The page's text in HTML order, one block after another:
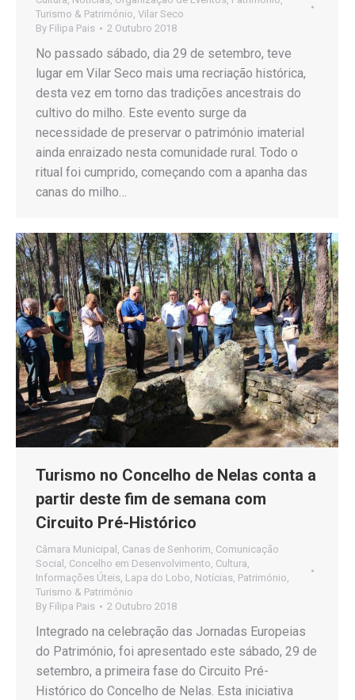
Turismo & Património Vilar Seco
By Filipa Pais 2 Outubro 2018
No passado sábado, dia 29 de setembro, teve
lugar em Vilar Seco mais uma recriação histórica,
desta vez em torno das tradições ancestrais do
cultivo do milho. Este evento surge da
necessidade de preservar o património imaterial
ainda enraizado nesta comunidade rural. Todo o
ritual foi cumprido, começando com a apanha das
canas do milho…
Turismo no Concelho de Nelas conta a
partir deste fim de semana com
Circuito Pré-Histórico
Câmara Municipal , Canas de Senhorim, Comunicação
Social , Concelho em Desenvolvimento, Cultura,
Informações Úteis, Lapa do Lobo, Notícias, Património,
Turismo & Património
By Filipa Pais 2 Outubro 2018
Integrado na celebração das Jornadas Europeias
do Património, foi apresentado este sábado, 29 de
setembro, a primeira fase do Circuito Pré-
Histórico do Concelho de Nelas. Esta iniciativa